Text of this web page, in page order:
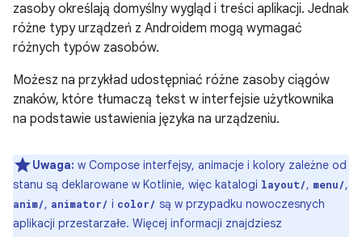
zasoby określają domyślny wygląd i treści aplikacji. Jednak
różne typy urządzeń z Androidem mogą wymagać
różnych typów zasobów.
Możesz na przykład udostępniać różne zasoby ciągów
znaków, które tłumaczą tekst w interfejsie użytkownika
na podstawie ustawienia języka na urządzeniu.
Uwaga: w Compose interfejsy, animacje i kolory zależne od
stanu są deklarowane w Kotlinie, więc katalogi layout/, menu/,
anim/, animator/ i color/ są w przypadku nowoczesnych
aplikacji przestarzałe. Więcej informacji znajdziesz